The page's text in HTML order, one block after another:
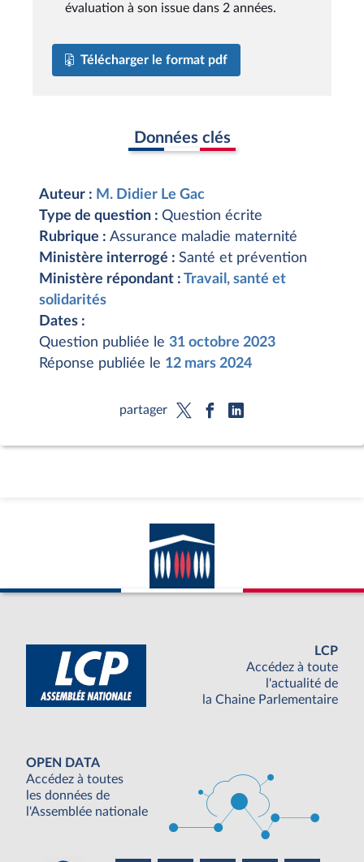
évaluation à son issue dans 2 années.
Télécharger le format pdf
Données clés
Auteur : M. Didier Le Gac
Type de question : Question écrite
Rubrique : Assurance maladie maternité
Ministère interrogé : Santé et prévention
Ministère répondant : Travail, santé et
solidarités
Dates :
Question publiée le 31 octobre 2023
Réponse publiée le 12 mars 2024
partager
LCP
Accédez à toute
l'actualité de
la Chaine Parlementaire
OPEN DATA
Accédez à toutes
les données de
l'Assemblée nationale